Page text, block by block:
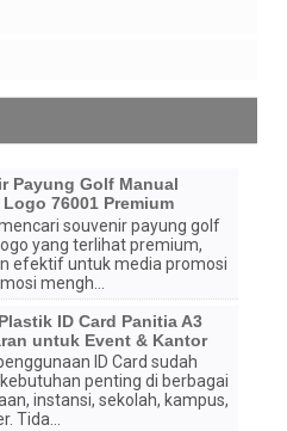
Payung Golf Manual
76001 Premium
souvenir payung golf
yang terlihat premium,
efektif untuk media promosi
mengh...
ID Card Panitia A3
untuk Event & Kantor
ID Card sudah
penting di berbagai
instansi, sekolah, kampus,
Tida...